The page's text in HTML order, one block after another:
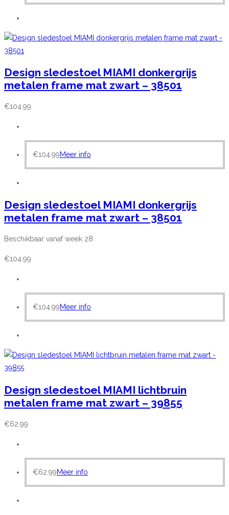
Design sledestoel MIAMI donkergrijs
metalen frame mat zwart – 38501
€104.99
€104.99Meer info
Design sledestoel MIAMI donkergrijs
metalen frame mat zwart – 38501
Beschikbaar vanaf week 28
€104.99
€104.99Meer info
Design sledestoel MIAMI lichtbruin
metalen frame mat zwart – 39855
€62.99
€62.99Meer info